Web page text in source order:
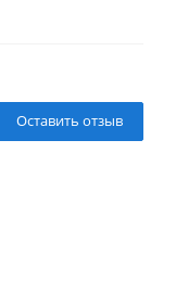
Оставить отзыв